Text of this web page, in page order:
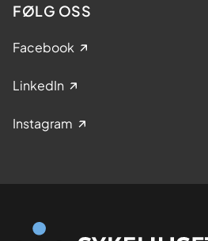
FØLG OSS
Facebook
LinkedIn
Instagram